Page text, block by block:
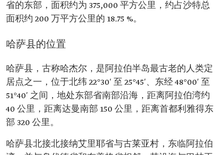
省的东部，面积约为 375,000 平方公里，约占沙特总
面积约 200 万平方公里的 18.75 %。
哈萨县的位置
哈萨县，古称哈杰尔，是阿拉伯半岛最古老的人类定
居点之一，位于北纬 22°30′ 至 25°45′、东经 48°00′ 至
51°40′ 之间，地处东部省南部沿海，距离阿拉伯湾约
40 公里，距离达曼南部 150 公里，距离首都利雅得东
部 320 公里。
哈萨县北接北接纳艾里耶省与古莱亚村，东临阿拉伯